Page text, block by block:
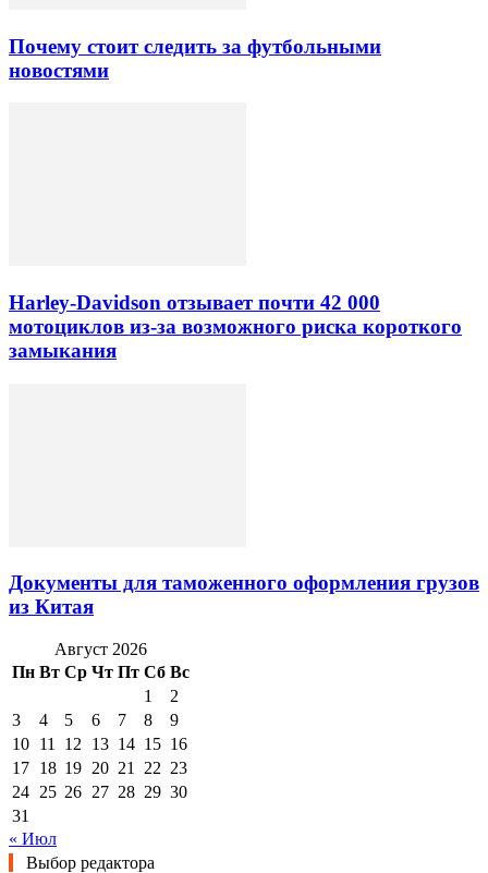
Почему стоит следить за футбольными
новостями
Harley-Davidson отзывает почти 42 000
мотоциклов из-за возможного риска короткого
замыкания
Документы для таможенного оформления грузов
из Китая
Август 2026
Пн Вт Ср Чт Пт Сб Вс
1
2
3
4 5 6 7 8
9
10 11 12 13 14 15 16
17 18 19 20 21 22 23
24 25 26 27 28 29 30
31
« Июл
Выбор редактора